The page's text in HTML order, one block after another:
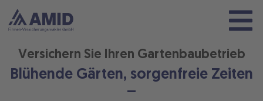
Versichern Sie Ihren Gartenbaubetrieb
Blühende Gärten, sorgenfreie Zeiten
–